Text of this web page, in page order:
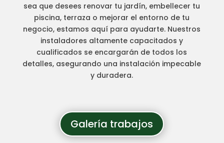
sea que desees renovar tu jardín, embellecer tu
piscina, terraza o mejorar el entorno de tu
negocio, estamos aquí para ayudarte. Nuestros
instaladores altamente capacitados y
cualificados se encargarán de todos los
detalles, asegurando una instalación impecable
y duradera.
Galería trabajos